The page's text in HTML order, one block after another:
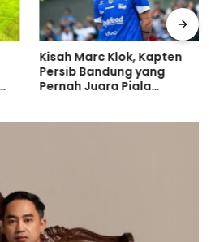
Kisah Marc Klok, Kapten
Persib Bandung yang
Pernah Juara Piala